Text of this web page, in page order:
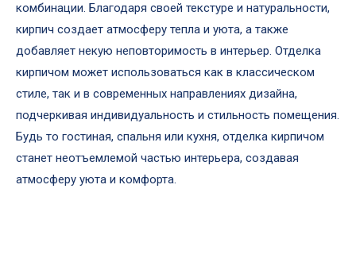
комбинации. Благодаря своей текстуре и натуральности,
кирпич создает атмосферу тепла и уюта, а также
добавляет некую неповторимость в интерьер. Отделка
кирпичом может использоваться как в классическом
стиле, так и в современных направлениях дизайна,
подчеркивая индивидуальность и стильность помещения.
Будь то гостиная, спальня или кухня, отделка кирпичом
станет неотъемлемой частью интерьера, создавая
атмосферу уюта и комфорта.